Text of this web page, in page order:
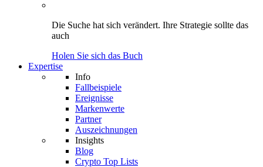
Die Suche hat sich verändert. Ihre Strategie sollte das
auch
Holen Sie sich das Buch
Expertise
Info
Fallbeispiele
Ereignisse
Markenwerte
Partner
Auszeichnungen
Insights
Blog
Crypto Top Lists